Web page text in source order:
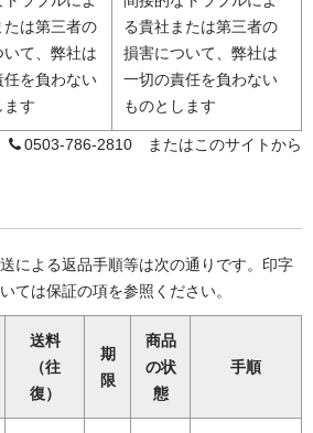
たは第三者の
いて、弊社は
任を負わない
ます
る貴社または第三者の
損害について、弊社は
一切の責任を負わない
ものとします
0503-786-2810 またはこのサイトから
による返品手順等は次の通りです。印字
ては保証の項を参照ください。
送料
（往
復）
期
限
商品
の状
態
手順